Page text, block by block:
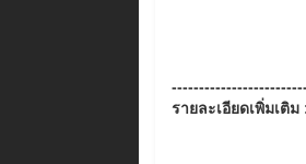
รายละเอียดเพิ่มเติม